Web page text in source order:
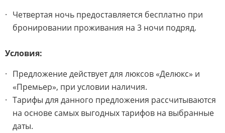
Четвертая ночь предоставляется бесплатно при
бронировании проживания на 3 ночи подряд.
Условия:
Предложение действует для люксов «Делюкс» и
«Премьер», при условии наличия.
Тарифы для данного предложения рассчитываются
на основе самых выгодных тарифов на выбранные
даты.